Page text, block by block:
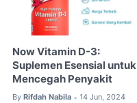
Now Vitamin D-3:
Suplemen Esensial untuk
Mencegah Penyakit
By Rifdah Nabila • 14 Jun, 2024